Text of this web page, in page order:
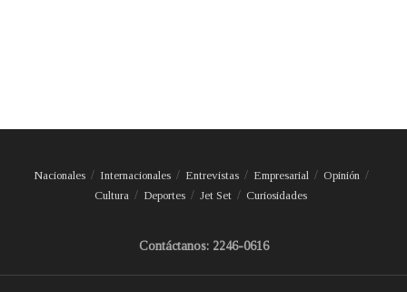
Nacionales Internacionales Entrevistas Empresarial
Opinión
Cultura
Deportes Jet Set Curiosidades
Contáctanos: 2246-0616